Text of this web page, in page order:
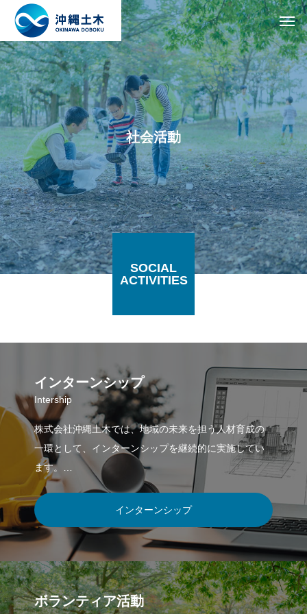
社会活動
SOCIAL
ACTIVITIES
インターンシップ
Intership
株式会社沖縄土木では、地域の未来を担う人材育成の
一環として、インターンシップを継続的に実施してい
ます。
本ページでは、これまでの実施内容や参加の様子をご
紹介しています。
インターンシップ
ボランティア活動